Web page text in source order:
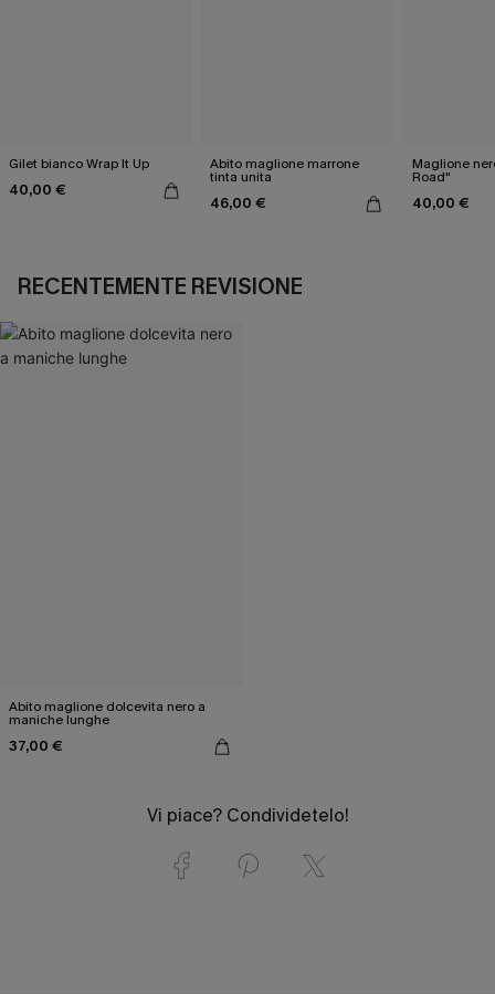
Gilet bianco Wrap It Up
40,00 €
Abito maglione marrone
tinta unita
46,00 €
Maglione
Road"
40,00 €
RECENTEMENTE REVISIONE
Abito maglione dolcevita nero a
maniche lunghe
37,00 €
Vi piace? Condividetelo!